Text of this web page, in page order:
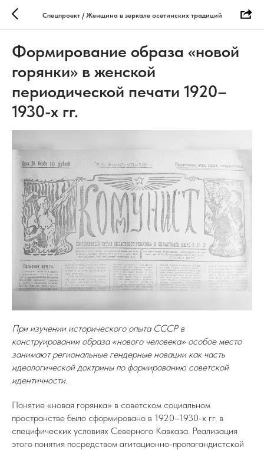
Спецпроект / Женщина в зеркале осетинских традиций
Формирование образа «новой
горянки» в женской
периодической печати 1920–
1930-х гг.
При изучении исторического опыта СССР в
конструировании образа «нового человека» особое место
занимают региональные гендерные новации как часть
идеологической доктрины по формированию советской
идентичности.
Понятие «новая горянка» в советском социальном
пространстве было сформировано в 1920–1930-х гг. в
специфических условиях Северного Кавказа. Реализация
этого понятия посредством агитационно-пропагандистской